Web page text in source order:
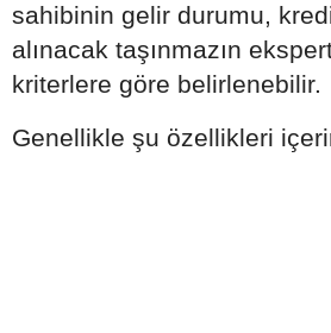
sahibinin gelir durumu,
alınacak taşınmazın
kriterlere göre belirlenebilir.
Genellikle şu özellikleri